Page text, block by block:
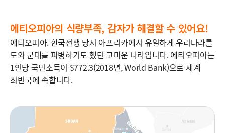
에티오피아의 식량부족, 감자가 해결할 수 있어요!
에티오피아. 한국전쟁 당시 아프리카에서 유일하게 우리나라를
도와 군대를 파병하기도 했던 고마운 나라입니다. 에티오피아는
1인당 국민소득이 $772.3(2018년, World Bank)으로 세계
최빈국에 속합니다.